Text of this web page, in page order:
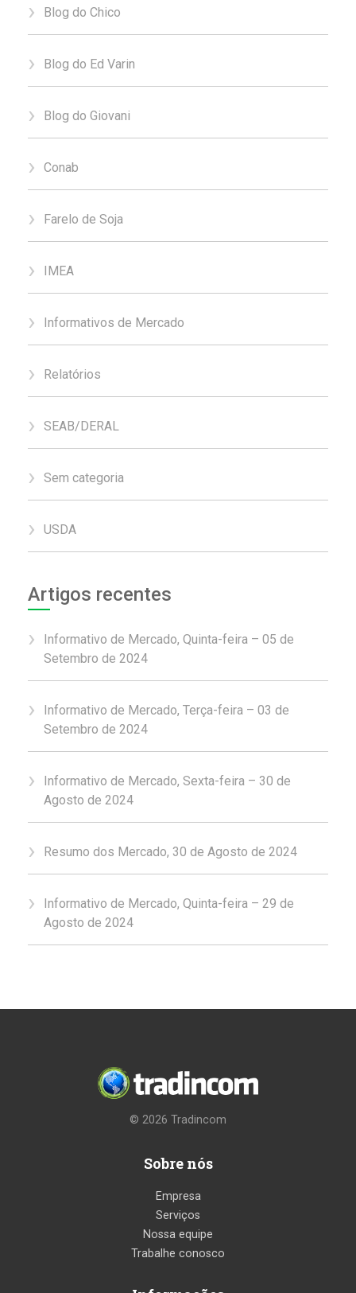
Blog do Chico
Blog do Ed Varin
Blog do Giovani
Conab
Farelo de Soja
IMEA
Informativos de Mercado
Relatórios
SEAB/DERAL
Sem categoria
USDA
Artigos recentes
Informativo de Mercado, Quinta-feira – 05 de
Setembro de 2024
Informativo de Mercado, Terça-feira – 03 de
Setembro de 2024
Informativo de Mercado, Sexta-feira – 30 de
Agosto de 2024
Resumo dos Mercado, 30 de Agosto de 2024
Informativo de Mercado, Quinta-feira – 29 de
Agosto de 2024
© 2026 Tradincom
Sobre nós
Empresa
Serviços
Nossa equipe
Trabalhe conosco